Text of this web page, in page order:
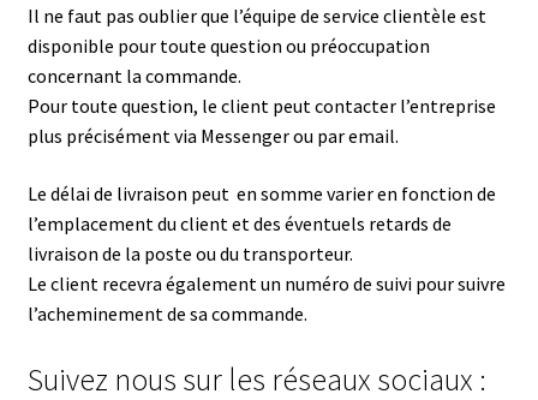
Il ne faut pas oublier que l’équipe de service clientèle est
disponible pour toute question ou préoccupation
concernant la commande.
Pour toute question, le client peut contacter l’entreprise
plus précisément via Messenger ou par email.
Le délai de livraison peut en somme varier en fonction de
l’emplacement du client et des éventuels retards de
livraison de la poste ou du transporteur.
Le client recevra également un numéro de suivi pour suivre
l’acheminement de sa commande.
Suivez nous sur les réseaux sociaux :